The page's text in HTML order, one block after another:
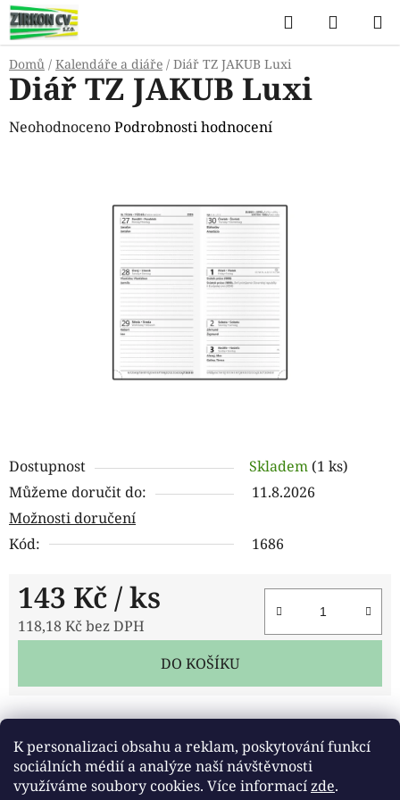
K personalizaci obsahu a reklam, poskytování funkcí
sociálních médií a analýze naší návštěvnosti
využíváme soubory cookies. Více informacízde.
Přejít
na
obsah
Hledat
KOŠÍK
Domů / Kalendáře a diáře / Diář TZ JAKUB Luxi
Dostupnost Skladem (1 ks)
Můžeme doručit do:
11.8.2026
Možnosti doručení
Kód:
1686
143 Kč / ks
118,18 Kč bez DPH
DO KOŠÍKU
Diář TZ JAKUB Luxi
Průměrné
NeohodnocenoPodrobnosti hodnocení